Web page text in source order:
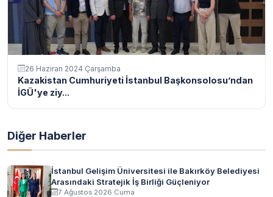
26 Haziran 2024 Çarşamba
Kazakistan Cumhuriyeti İstanbul Başkonsolosu’ndan
İGÜ'ye ziy...
Diğer Haberler
İstanbul Gelişim Üniversitesi ile Bakırköy Belediyesi
Arasındaki Stratejik İş Birliği Güçleniyor
7 Ağustos 2026 Cuma